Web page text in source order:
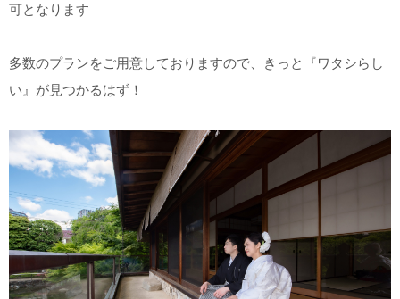
可となります
多数のプランをご用意しておりますので、きっと『ワタシらし
い』が見つかるはず！